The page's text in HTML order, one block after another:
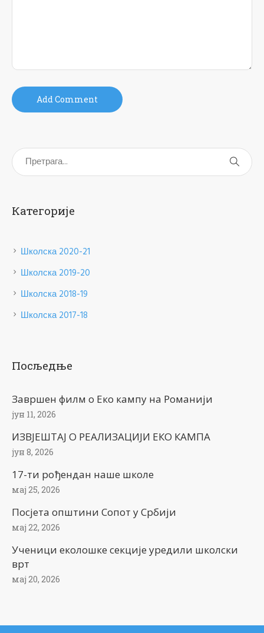
Категорије
Школска 2020-21
Школска 2019-20
Школска 2018-19
Школска 2017-18
Посљедње
Завршен филм о Еко кампу на Романији
јун 11, 2026
ИЗВЈЕШТАЈ О РЕАЛИЗАЦИЈИ ЕКО КАМПА
јун 8, 2026
17-ти рођендан наше школе
мај 25, 2026
Посјета општини Сопот у Србији
мај 22, 2026
Ученици еколошке секције уредили школски
врт
мај 20, 2026